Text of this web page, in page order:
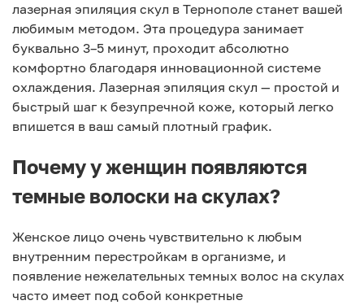
лазерная эпиляция скул в Тернополе станет вашей
любимым методом. Эта процедура занимает
буквально 3–5 минут, проходит абсолютно
комфортно благодаря инновационной системе
охлаждения. Лазерная эпиляция скул — простой и
быстрый шаг к безупречной коже, который легко
впишется в ваш самый плотный график.
Почему у женщин появляются
темные волоски на скулах?
Женское лицо очень чувствительно к любым
внутренним перестройкам в организме, и
появление нежелательных темных волос на скулах
часто имеет под собой конкретные